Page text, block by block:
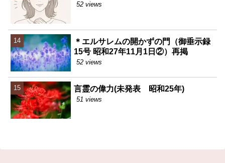
52 views
＊エルサレムの開かずの門（御垂示録
15号 昭和27年11月1日②）再掲
52 views
言霊の偉力(未発表 昭和25年)
51 views